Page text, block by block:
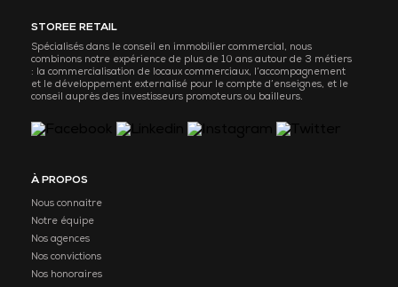
STOREE RETAIL
Spécialisés dans le conseil en immobilier commercial, nous
combinons notre expérience de plus de 10 ans autour de 3 métiers
: la commercialisation de locaux commerciaux, l’accompagnement
et le développement externalisé pour le compte d’enseignes, et le
conseil auprès des investisseurs promoteurs ou bailleurs.
À PROPOS
Nous connaitre
Notre équipe
Nos agences
Nos convictions
Nos honoraires